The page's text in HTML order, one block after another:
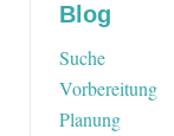
Blog
Suche
Vorbereitung
Planung